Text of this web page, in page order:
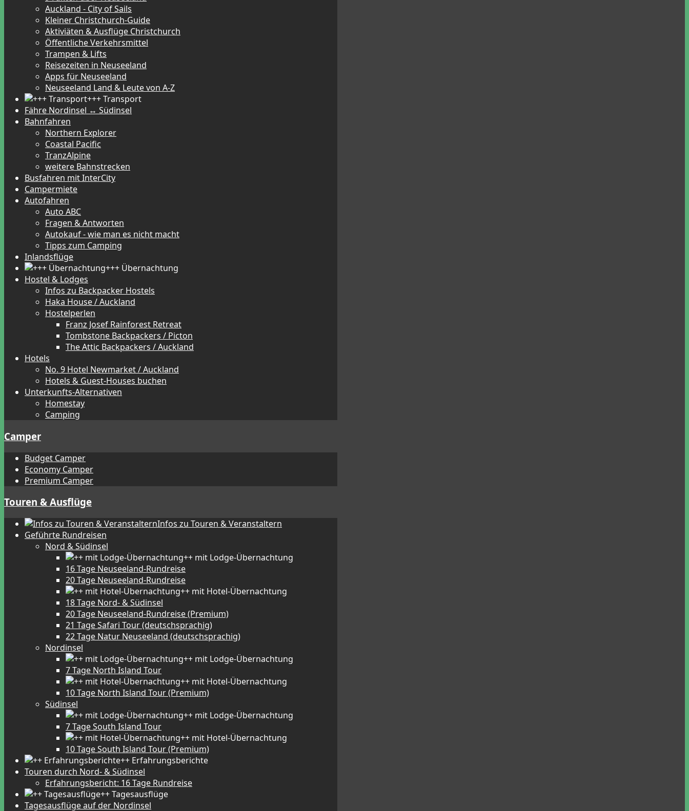
Auckland - City of Sails
Kleiner Christchurch-Guide
Aktiviäten & Ausflüge Christchurch
Öffentliche Verkehrsmittel
Trampen & Lifts
Reisezeiten in Neuseeland
Apps für Neuseeland
Neuseeland Land & Leute von A-Z
+++ Transport
Fähre Nordinsel ↔ Südinsel
Bahnfahren
Northern Explorer
Coastal Pacific
TranzAlpine
weitere Bahnstrecken
Busfahren mit InterCity
Campermiete
Autofahren
Auto ABC
Fragen & Antworten
Autokauf - wie man es nicht macht
Tipps zum Camping
Inlandsflüge
+++ Übernachtung
Hostel & Lodges
Infos zu Backpacker Hostels
Haka House / Auckland
Hostelperlen
Franz Josef Rainforest Retreat
Tombstone Backpackers / Picton
The Attic Backpackers / Auckland
Hotels
No. 9 Hotel Newmarket / Auckland
Hotels & Guest-Houses buchen
Unterkunfts-Alternativen
Homestay
Camping
Camper
Budget Camper
Economy Camper
Premium Camper
Touren & Ausflüge
Infos zu Touren & Veranstaltern
Geführte Rundreisen
Nord & Südinsel
++ mit Lodge-Übernachtung
16 Tage Neuseeland-Rundreise
20 Tage Neuseeland-Rundreise
++ mit Hotel-Übernachtung
18 Tage Nord- & Südinsel
20 Tage Neuseeland-Rundreise (Premium)
21 Tage Safari Tour (deutschsprachig)
22 Tage Natur Neuseeland (deutschsprachig)
Nordinsel
++ mit Lodge-Übernachtung
7 Tage North Island Tour
++ mit Hotel-Übernachtung
10 Tage North Island Tour (Premium)
Südinsel
++ mit Lodge-Übernachtung
7 Tage South Island Tour
++ mit Hotel-Übernachtung
10 Tage South Island Tour (Premium)
++ Erfahrungsberichte
Touren durch Nord- & Südinsel
Erfahrungsbericht: 16 Tage Rundreise
++ Tagesausflüge
Tagesausflüge auf der Nordinsel